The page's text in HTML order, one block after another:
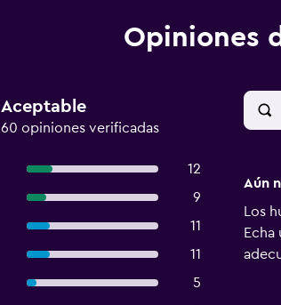
Opiniones
Aceptable
60 opiniones verificadas
12
9
11
11
5
Aún
Los